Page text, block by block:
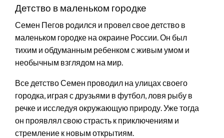
Детство в маленьком городке
Семен Пегов родился и провел свое детство в
маленьком городке на окраине России. Он был
тихим и обдуманным ребенком с живым умом и
необычным взглядом на мир.
Все детство Семен проводил на улицах своего
городка, играя с друзьями в футбол, ловя рыбу в
речке и исследуя окружающую природу. Уже тогда
он проявлял свою страсть к приключениям и
стремление к новым открытиям.